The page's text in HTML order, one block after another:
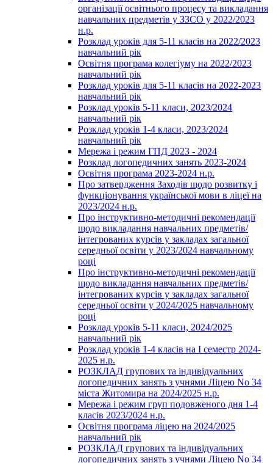
організації освітнього процесу та викладання
навчальних предметів у ЗЗСО у 2022/2023
н.р.
Розклад уроків для 5-11 класів на 2022/2023
навчальний рік
Освітня програма колегіуму на 2022/2023
навчальний рік
Розклад уроків для 5-11 класів на 2022-2023
навчальний рік
Розклад уроків 5-11 класи, 2023/2024
навчальний рік
Розклад уроків 1-4 класи, 2023/2024
навчальний рік
Мережа і режим ГПД 2023 - 2024
Розклад логопедичних занять 2023-2024
Освітня програма 2023-2024 н.р.
Про затвердження Заходів щодо розвитку і
функціонування української мови в ліцеї на
2023/2024 н.р.
Про інструктивно-методичні рекомендації
щодо викладання навчальних предметів/
інтегрованих курсів у закладах загальної
середньої освіти у 2023/2024 навчальному
році
Про інструктивно-методичні рекомендації
щодо викладання навчальних предметів/
інтегрованих курсів у закладах загальної
середньої освіти у 2024/2025 навчальному
році
Розклад уроків 5-11 класи, 2024/2025
навчальний рік
Розклад уроків 1-4 класів на І семестр 2024-
2025 н.р.
РОЗКЛАД групових та індивідуальних
логопедичних занять з учнями Ліцею No 34
міста Житомира на 2024/2025 н.р.
Мережа і режим груп подовженого дня 1-4
класів 2023/2024 н.р.
Освітня програма ліцею на 2024/2025
навчальний рік
РОЗКЛАД групових та індивідуальних
логопедичних занять з учнями Ліцею No 34